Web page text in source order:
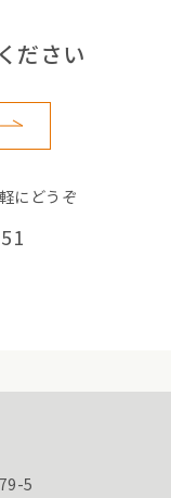
ださい
にどうぞ
5